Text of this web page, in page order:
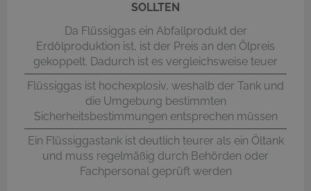
SOLLTEN
Da Flüssiggas ein Abfallprodukt der
Erdölproduktion ist, ist der Preis an den Ölpreis
gekoppelt. Dadurch ist es vergleichsweise teuer
Flüssiggas ist hochexplosiv, weshalb der Tank und
die Umgebung bestimmten
Sicherheitsbestimmungen entsprechen müssen
Ein Flüssiggastank ist deutlich teurer als ein Öltank
und muss regelmäßig durch Behörden oder
Fachpersonal geprüft werden